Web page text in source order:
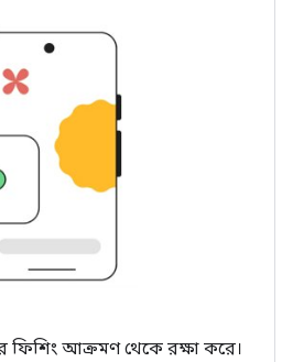
ফিশিং আক্রমণ থেকে রক্ষা করে।